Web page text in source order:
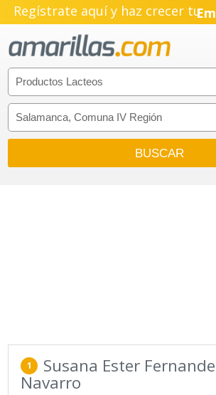
Regístrate aquí y haz crecer tu
1 Susana Ester
Navarro